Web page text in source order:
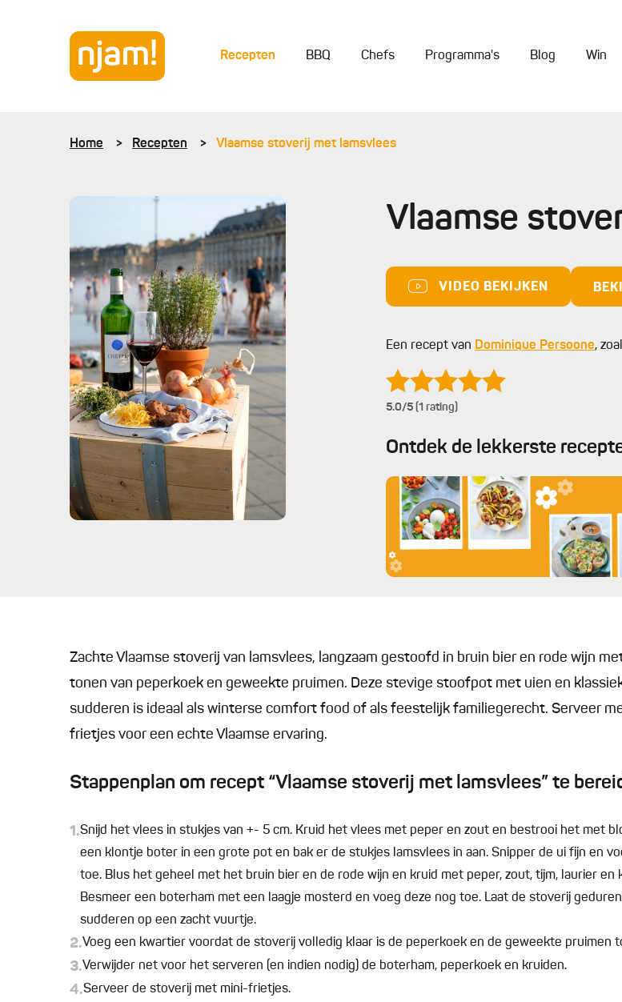
Recepten BBQ Chefs Programma's Blog Win
Home Recepten Vlaamse stoverij met lamsvlees
Vlaamse
VIDEO BEKIJKEN
Een recept van Dominique Persoone,
5.0/5 (1 rating)
Ontdek de lekkerste
Zachte Vlaamse stoverij van lamsvlees, langzaam gestoofd in bruin bier en rode wijn
tonen van peperkoek en geweekte pruimen. Deze stevige stoofpot met uien en
sudderen is ideaal als winterse comfort food of als feestelijk familiegerecht. Serveer
frietjes voor een echte Vlaamse ervaring.
Stappenplan om recept “Vlaamse stoverij met lamsvlees” te
1.Snijd het vlees in stukjes van +- 5 cm. Kruid het vlees met peper en zout en bestrooi het met
een klontje boter in een grote pot en bak er de stukjes lamsvlees in aan. Snipper de ui fijn en
toe. Blus het geheel met het bruin bier en de rode wijn en kruid met peper, zout, tijm, laurier en
Besmeer een boterham met een laagje mosterd en voeg deze nog toe. Laat de stoverij
sudderen op een zacht vuurtje.
2.Voeg een kwartier voordat de stoverij volledig klaar is de peperkoek en de geweekte pruimen
3.Verwijder net voor het serveren (en indien nodig) de boterham, peperkoek en kruiden.
4.Serveer de stoverij met mini-frietjes.